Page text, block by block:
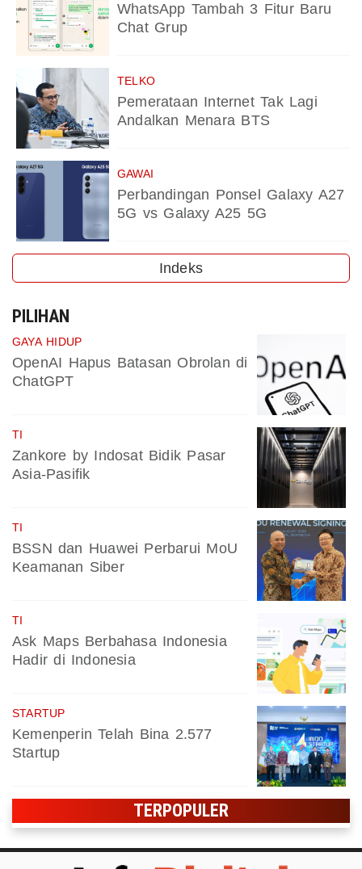
WhatsApp Tambah 3 Fitur Baru
Chat Grup
TELKO
Pemerataan Internet Tak Lagi
Andalkan Menara BTS
GAWAI
Perbandingan Ponsel Galaxy A27
5G vs Galaxy A25 5G
Indeks
PILIHAN
GAYA HIDUP
OpenAI Hapus Batasan Obrolan di
ChatGPT
TI
Zankore by Indosat Bidik Pasar
Asia-Pasifik
TI
BSSN dan Huawei Perbarui MoU
Keamanan Siber
TI
Ask Maps Berbahasa Indonesia
Hadir di Indonesia
STARTUP
Kemenperin Telah Bina 2.577
Startup
TERPOPULER